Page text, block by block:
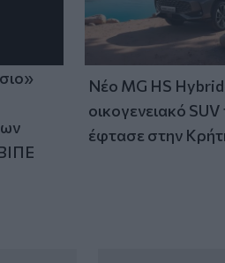
Νέο MG HS
οικογενειακό
έφτασε στην